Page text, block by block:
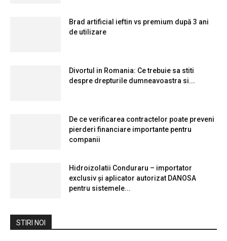
Brad artificial ieftin vs premium după 3 ani
de utilizare
Divortul in Romania: Ce trebuie sa stiti
despre drepturile dumneavoastra si...
De ce verificarea contractelor poate preveni
pierderi financiare importante pentru
companii
Hidroizolatii Conduraru – importator
exclusiv și aplicator autorizat DANOSA
pentru sistemele...
STIRI NOI